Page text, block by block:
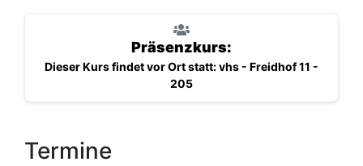
Präsenzkurs:
Dieser Kurs findet vor Ort statt: vhs - Freidhof 11 -
205
Termine